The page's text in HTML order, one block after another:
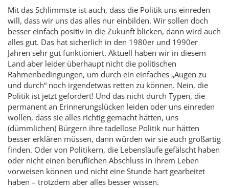
Mit das Schlimmste ist auch, dass die Politik uns einreden
will, dass wir uns das alles nur einbilden. Wir sollen doch
besser einfach positiv in die Zukunft blicken, dann wird auch
alles gut. Das hat sicherlich in den 1980er und 1990er
Jahren sehr gut funktioniert. Aktuell haben wir in diesem
Land aber leider überhaupt nicht die politischen
Rahmenbedingungen, um durch ein einfaches „Augen zu
und durch“ noch irgendetwas retten zu können. Nein, die
Politik ist jetzt gefordert! Und das nicht durch Typen, die
permanent an Erinnerungslücken leiden oder uns einreden
wollen, dass sie alles richtig gemacht hätten, uns
(dümmlichen) Bürgern ihre tadellose Politik nur hätten
besser erklären müssen, dann würden wir sie auch großartig
finden. Oder von Politikern, die Lebensläufe gefälscht haben
oder nicht einen beruflichen Abschluss in ihrem Leben
vorweisen können und nicht eine Stunde hart gearbeitet
haben – trotzdem aber alles besser wissen.